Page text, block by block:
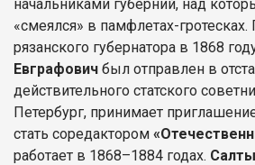
начальниками губерний, над
«смеялся» в памфлетах-
рязанского губернатора в 1868
Евграфович был отправлен в
действительного статского
Петербург, принимает
стать соредактором
работает в 1868–1884 годах.